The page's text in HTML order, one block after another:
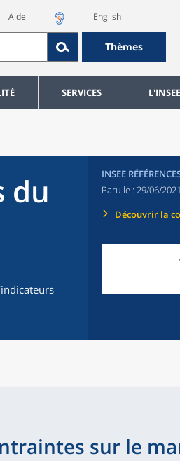
Aide English
Thèmes
SERVICES
du
INSEE
Paru le : 29/06/2021
Découvrir la
sur le